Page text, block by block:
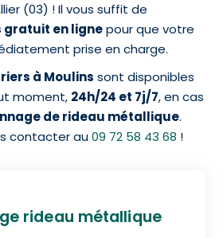
(03) ! Il vous suffit de
gratuit en lignepour que votre
prise en charge.
à Moulins sont disponibles
moment, 24h/24 et 7j/7, en cas
de rideau métallique.
contacter au09 72 58 43 68 !
rideau métallique